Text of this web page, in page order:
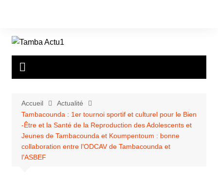
Accueil
Actualité
Tambacounda : 1er tournoi sportif et culturel pour le Bien
-Être et la Santé de la Reproduction des Adolescents et
Jeunes de Tambacounda et Koumpentoum : bonne
collaboration entre l’ODCAV de Tambacounda et
l’ASBEF